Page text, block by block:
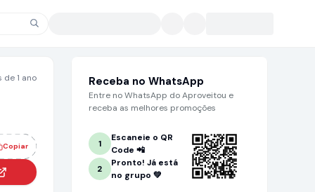
de 1 ano
Copiar
Receba no WhatsApp
Entre no WhatsApp do Aproveitou e
receba as melhores promoções
1
Escaneie o QR
Code 📲
2
Pronto! Já está
no grupo 💚